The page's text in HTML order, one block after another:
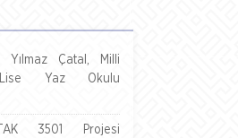
Yılmaz Çatal, Milli
Lise Yaz Okulu
3501 Projesi